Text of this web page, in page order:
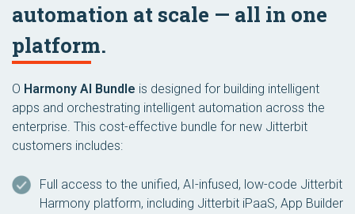
automation at scale — all in one
platform.
O Harmony AI Bundle is designed for building intelligent
apps and orchestrating intelligent automation across the
enterprise. This cost-effective bundle for new Jitterbit
customers includes:
Full access to the unified, AI-infused, low-code Jitterbit
Harmony platform, including Jitterbit iPaaS, App Builder